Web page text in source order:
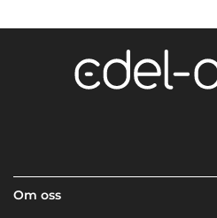
Om oss